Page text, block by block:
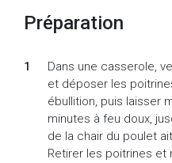
Préparation
Dans une casserole,
et déposer les
ébullition, puis laisser
minutes à feu doux,
de la chair du poulet
Retirer les poitrines et